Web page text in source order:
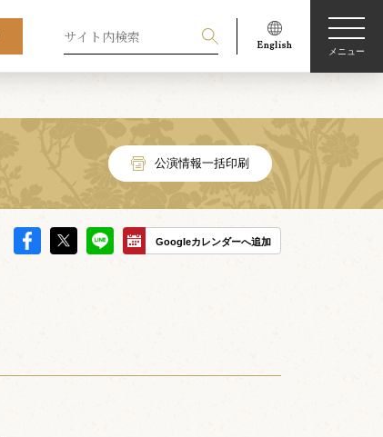
メニュー
公演情報一括印刷
Googleカレンダーへ追加